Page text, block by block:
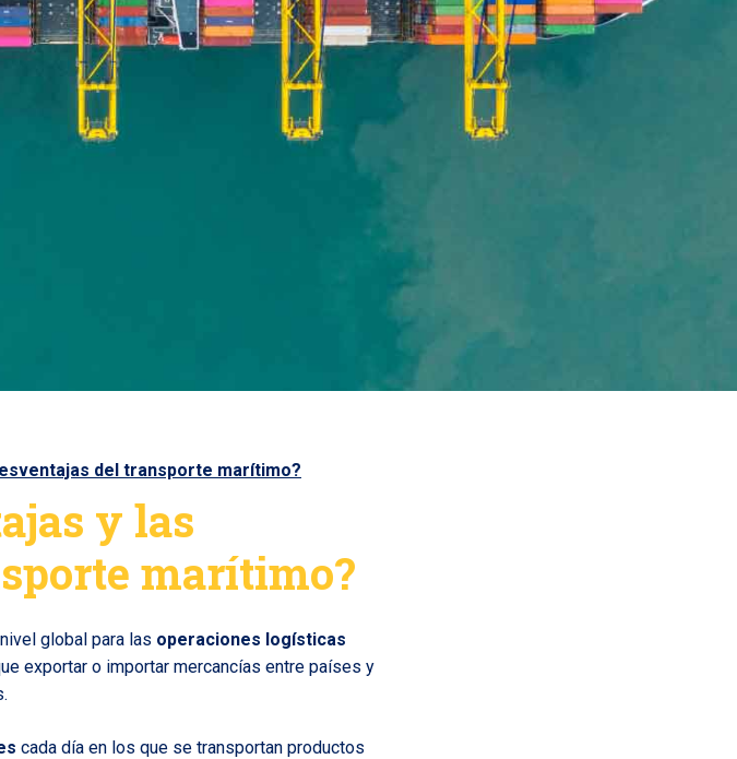
del transporte marítimo?
y las
marítimo?
global para las operaciones logísticas
exportar o importar mercancías entre países y
cada día en los que se transportan productos